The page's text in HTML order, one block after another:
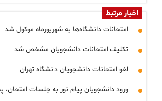
اخبار مرتبط
امتحانات دانشگاه‌ها به شهریورماه موکول شد
تکلیف امتحانات دانشجویان مشخص شد
لغو امتحانات دانشجویان دانشگاه تهران
ورود دانشجویان پیام نور به جلسات امتحان،